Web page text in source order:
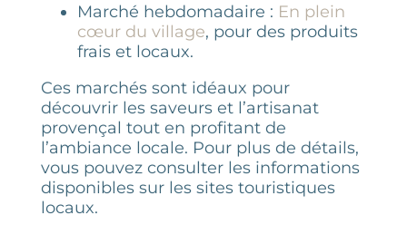
Marché hebdomadaire : En plein
cœur du village, pour des produits
frais et locaux.
Ces marchés sont idéaux pour
découvrir les saveurs et l’artisanat
provençal tout en profitant de
l’ambiance locale. Pour plus de détails,
vous pouvez consulter les informations
disponibles sur les sites touristiques
locaux.